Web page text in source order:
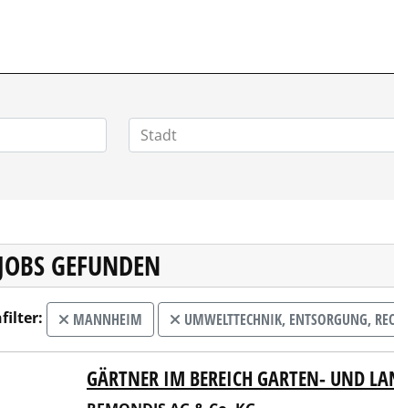
GEFUNDEN
MANNHEIM UMWELTTECHNIK, ENTSORGUNG,
AG & Co. KGGÄRTNER IM BEREICH GARTEN- UND